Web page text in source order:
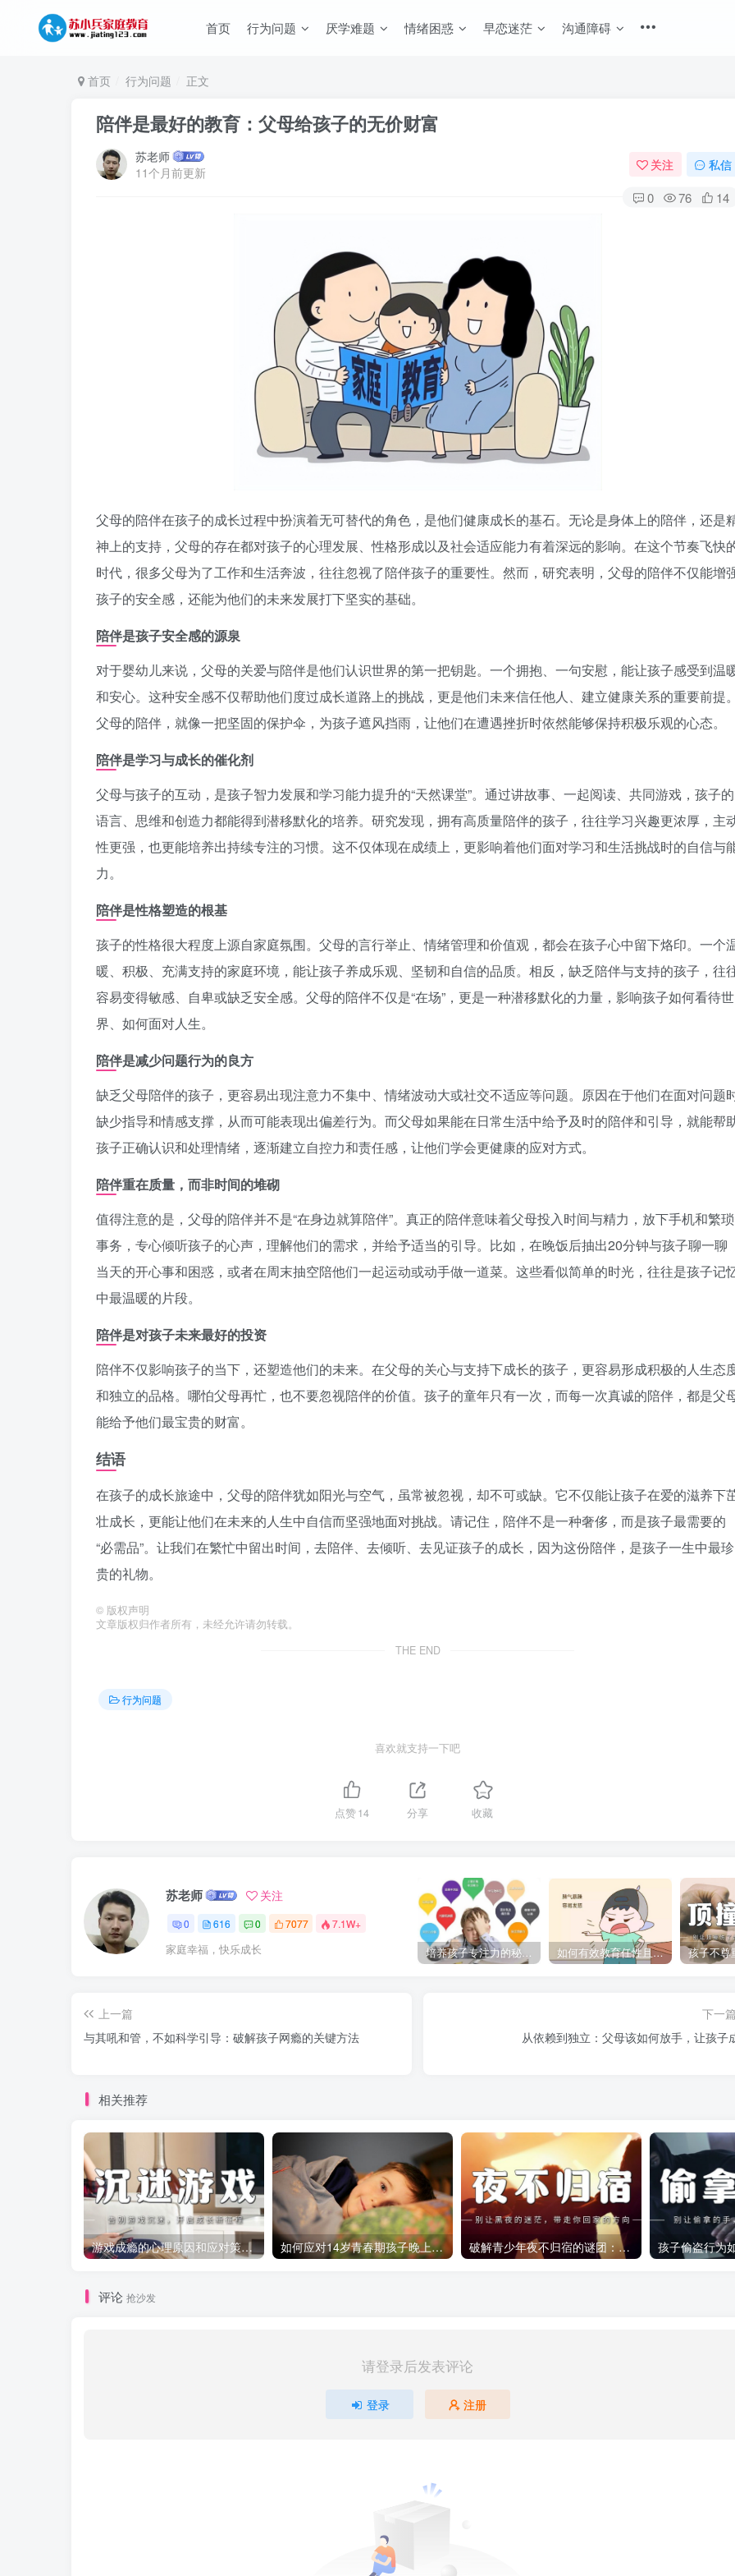
首页 行为问题 厌学难题 情绪困惑 早恋迷茫 沟通障碍
首页 行为问题 正文
陪伴是最好的教育：父母给孩子的无价财富
苏老师
11个月前更新
关注 私信
0 76 14
父母的陪伴在孩子的成长过程中扮演着无可替代的角色，是他们健康成长的基石。无论是身体上的陪伴，还是
神上的支持，父母的存在都对孩子的心理发展、性格形成以及社会适应能力有着深远的影响。在这个节奏飞快
时代，很多父母为了工作和生活奔波，往往忽视了陪伴孩子的重要性。然而，研究表明，父母的陪伴不仅能增
孩子的安全感，还能为他们的未来发展打下坚实的基础。
陪伴是孩子安全感的源泉
对于婴幼儿来说，父母的关爱与陪伴是他们认识世界的第一把钥匙。一个拥抱、一句安慰，能让孩子感受到温
和安心。这种安全感不仅帮助他们度过成长道路上的挑战，更是他们未来信任他人、建立健康关系的重要前提
父母的陪伴，就像一把坚固的保护伞，为孩子遮风挡雨，让他们在遭遇挫折时依然能够保持积极乐观的心态。
陪伴是学习与成长的催化剂
父母与孩子的互动，是孩子智力发展和学习能力提升的“天然课堂”。通过讲故事、一起阅读、共同游戏，孩子的
语言、思维和创造力都能得到潜移默化的培养。研究发现，拥有高质量陪伴的孩子，往往学习兴趣更浓厚，主
性更强，也更能培养出持续专注的习惯。这不仅体现在成绩上，更影响着他们面对学习和生活挑战时的自信与
力。
陪伴是性格塑造的根基
孩子的性格很大程度上源自家庭氛围。父母的言行举止、情绪管理和价值观，都会在孩子心中留下烙印。一个
暖、积极、充满支持的家庭环境，能让孩子养成乐观、坚韧和自信的品质。相反，缺乏陪伴与支持的孩子，往
容易变得敏感、自卑或缺乏安全感。父母的陪伴不仅是“在场”，更是一种潜移默化的力量，影响孩子如何看待世
界、如何面对人生。
陪伴是减少问题行为的良方
缺乏父母陪伴的孩子，更容易出现注意力不集中、情绪波动大或社交不适应等问题。原因在于他们在面对问题
缺少指导和情感支撑，从而可能表现出偏差行为。而父母如果能在日常生活中给予及时的陪伴和引导，就能帮
孩子正确认识和处理情绪，逐渐建立自控力和责任感，让他们学会更健康的应对方式。
陪伴重在质量，而非时间的堆砌
值得注意的是，父母的陪伴并不是“在身边就算陪伴”。真正的陪伴意味着父母投入时间与精力，放下手机和繁琐
事务，专心倾听孩子的心声，理解他们的需求，并给予适当的引导。比如，在晚饭后抽出20分钟与孩子聊一聊
当天的开心事和困惑，或者在周末抽空陪他们一起运动或动手做一道菜。这些看似简单的时光，往往是孩子记
中最温暖的片段。
陪伴是对孩子未来最好的投资
陪伴不仅影响孩子的当下，还塑造他们的未来。在父母的关心与支持下成长的孩子，更容易形成积极的人生态
和独立的品格。哪怕父母再忙，也不要忽视陪伴的价值。孩子的童年只有一次，而每一次真诚的陪伴，都是父
能给予他们最宝贵的财富。
结语
在孩子的成长旅途中，父母的陪伴犹如阳光与空气，虽常被忽视，却不可或缺。它不仅能让孩子在爱的滋养下
壮成长，更能让他们在未来的人生中自信而坚强地面对挑战。请记住，陪伴不是一种奢侈，而是孩子最需要的
“必需品”。让我们在繁忙中留出时间，去陪伴、去倾听、去见证孩子的成长，因为这份陪伴，是孩子一生中最珍
贵的礼物。
© 版权声明
文章版权归作者所有，未经允许请勿转载。
THE END
行为问题
喜欢就支持一下吧
点赞14 分享 收藏
苏老师 关注
0 616 0 7077 7.1W+
家庭幸福，快乐成长 培养孩子专注力的秘密：让他们在学习和生活中如鱼得水的技巧 如何有效教育任性且脾气暴躁的孩子，父母必看的实用指南
上一篇
与其吼和管，不如科学引导：破解孩子网瘾的关键方法
下一
从依赖到独立：父母该如何放手，让孩子
相关推荐
游戏成瘾的心理原因和应对策略：如何引导青少年走出虚拟世界？ 如何应对14岁青春期孩子晚上不回家的问题 破解青少年夜不归宿的谜团：家长应采取的有效对策
评论 抢沙发
请登录后发表评论
登录 注册